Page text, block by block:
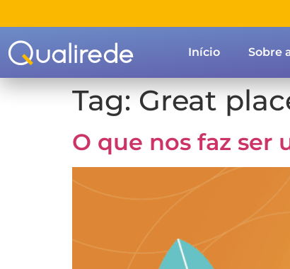
Início Sobre
Tag:Great
O que nos faz ser